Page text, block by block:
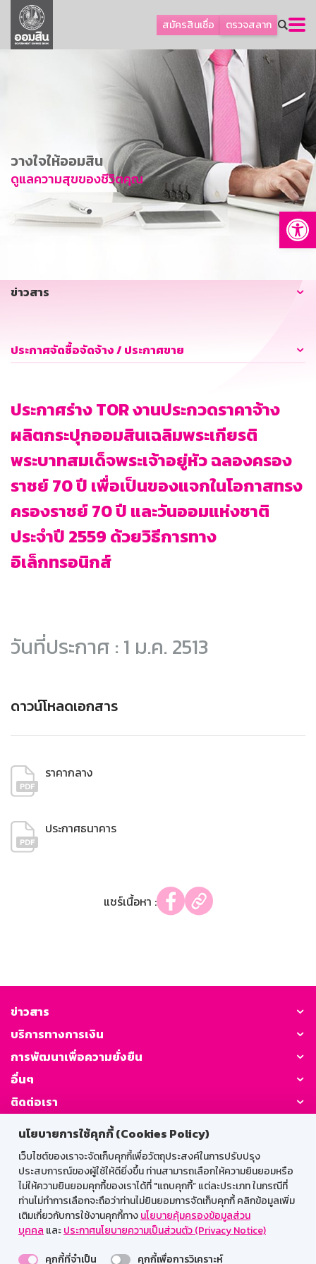
นโยบายการใช้คุกกี้ (Cookies Policy)
เว็บไซต์ของเราจะจัดเก็บคุกกี้เพื่อวัตถุประสงค์ในการปรับปรุง
ประสบการณ์ของผู้ใช้ให้ดียิ่งขึ้น ท่านสามารถเลือกให้ความยินยอมหรือ
ไม่ให้ความยินยอมคุกกี้ของเราได้ที่ "แถบคุกกี้” แต่ละประเภท ในกรณีที่
ท่านไม่ทำการเลือกจะถือว่าท่านไม่ยินยอมการจัดเก็บคุกกี้ คลิกข้อมูลเพิ่ม
เติมเกี่ยวกับการใช้งานคุกกี้ทางนโยบายคุ้มครองข้อมูลส่วน
บุคคล และประกาศนโยบายความเป็นส่วนตัว (Privacy Notice)
คุกกี้ที่จำเป็น
คุกกี้เพื่อการวิเคราะห์
สมัครสินเชื่อ ตรวจสลาก
ลูกค้าธุรกิจ
ลูกค้าผู้ประกอบรายย่อย
การพัฒนาที่ยั่งยืน
ข่าวสาร
บริการทางการเงิน
อื่นๆ
วางใจให้ออมสิน
ดูแลความสุขของชีวิตคุณ
ข่าวสาร
ประกาศจัดซื้อจัดจ้าง / ประกาศขาย
ประกาศร่าง TOR งานประกวดราคาจ้าง
ผลิตกระปุกออมสินเฉลิมพระเกียรติ
พระบาทสมเด็จพระเจ้าอยู่หัว ฉลองครอง
ราชย์ 70 ปี เพื่อเป็นของแจกในโอกาสทรง
ครองราชย์ 70 ปี และวันออมแห่งชาติ
ประจำปี 2559 ด้วยวิธีการทาง
อิเล็กทรอนิกส์
วันที่ประกาศ : 1 ม.ค. 2513
ดาวน์โหลดเอกสาร
ราคากลาง
ประกาศธนาคาร
แชร์เนื้อหา :
ข่าวสาร
บริการทางการเงิน
การพัฒนาเพื่อความยั่งยืน
อื่นๆ
ติดต่อเรา
GSB Society:
สำหรับพนักงาน
Web HR
GSB Wisdom
M-Search
เข้าสู่ระบบเน็ตเมล